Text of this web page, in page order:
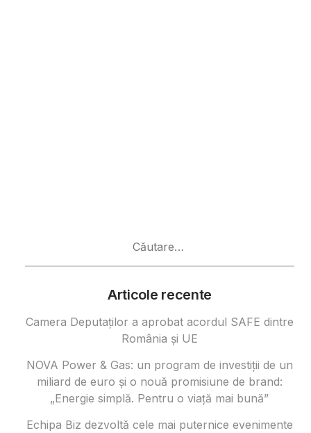
Articole recente
Camera Deputaților a aprobat acordul SAFE dintre
România și UE
NOVA Power & Gas: un program de investiții de un
miliard de euro și o nouă promisiune de brand:
„Energie simplă. Pentru o viață mai bună”
Echipa Biz dezvoltă cele mai puternice evenimente